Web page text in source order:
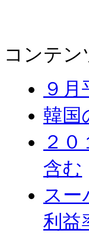
コンテン
９
韓国
２
含む
ス
利益